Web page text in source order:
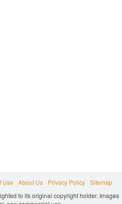
Use About Us Privacy Policy
Sitemap
to its original copyright holder. Images